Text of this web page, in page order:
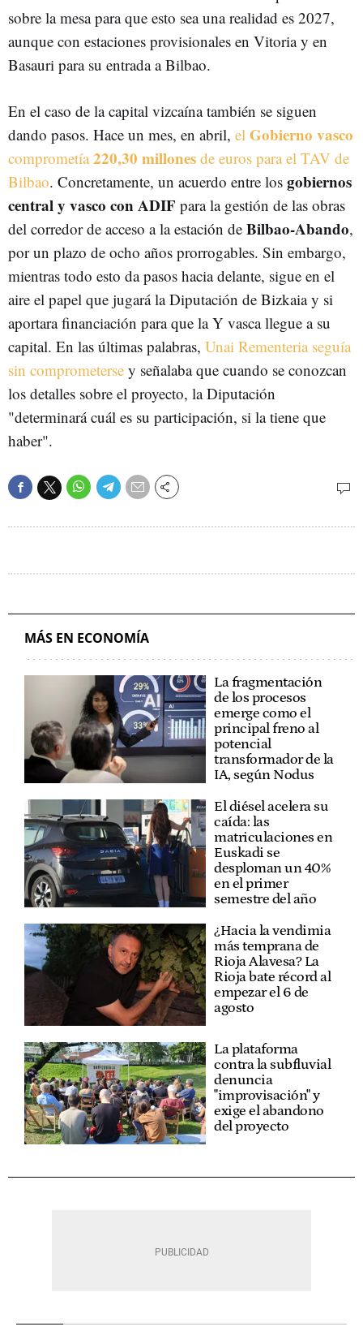
sobre la mesa para que esto sea una realidad es 2027,
aunque con estaciones provisionales en Vitoria y en
Basauri para su entrada a Bilbao.
En el caso de la capital vizcaína también se siguen
dando pasos. Hace un mes, en abril, el Gobierno vasco
comprometía220,30 millones de euros para el TAV de
Bilbao. Concretamente, un acuerdo entre los gobiernos
central y vasco con ADIF para la gestión de las obras
del corredor de acceso a la estación de Bilbao-Abando,
por un plazo de ocho años prorrogables. Sin embargo,
mientras todo esto da pasos hacia delante, sigue en el
aire el papel que jugará la Diputación de Bizkaia y si
aportara financiación para que la Y vasca llegue a su
capital. En las últimas palabras, Unai Rementeria seguía
sin comprometerse y señalaba que cuando se conozcan
los detalles sobre el proyecto, la Diputación
"determinará cuál es su participación, si la tiene que
haber".
MÁS EN ECONOMÍA
La fragmentación
de los procesos
emerge como el
principal freno al
potencial
transformador de la
IA, según Nodus
El diésel acelera su
caída: las
matriculaciones en
Euskadi se
desploman un 40%
en el primer
semestre del año
¿Hacia la vendimia
más temprana de
Rioja Alavesa? La
Rioja bate récord al
empezar el 6 de
agosto
La plataforma
contra la subfluvial
denuncia
"improvisación" y
exige el abandono
del proyecto